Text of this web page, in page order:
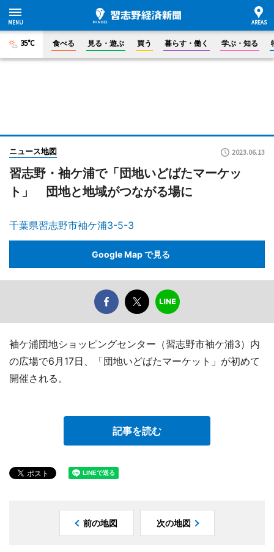
35°C 食べる 見る・遊ぶ 買う 暮らす・働く 学ぶ・知る
ニュース地図 2023.06.13
習志野・袖ケ浦で「団地いどばたマーケッ
ト」 団地と地域がつながる場に
千葉県習志野市袖ケ浦3-5-3
Google Map で見る
袖ケ浦団地ショッピングセンター（習志野市袖ケ浦3）内
の広場で6月17日、「団地いどばたマーケット」が初めて
開催される。
記事を読む
前の地図 次の地図